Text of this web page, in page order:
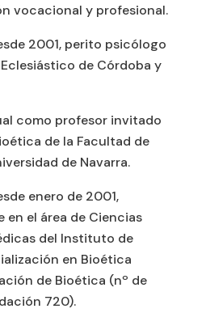
vocacional y profesional.
2001, perito psicólogo
de Córdoba y
como profesor invitado
de la Facultad de
de Navarra.
enero de 2001,
el área de Ciencias
del Instituto de
en Bioética
de Bioética (nº de
720).